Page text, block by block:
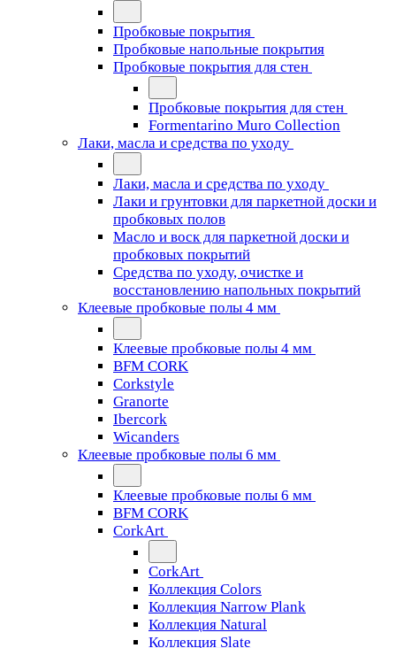
Пробковые покрытия
Пробковые напольные покрытия
Пробковые покрытия для стен
Пробковые покрытия для стен
Formentarino Muro Collection
Лаки, масла и средства по уходу
Лаки, масла и средства по уходу
Лаки и грунтовки для паркетной доски и
пробковых полов
Масло и воск для паркетной доски и
пробковых покрытий
Средства по уходу, очистке и
восстановлению напольных покрытий
Клеевые пробковые полы 4 мм
Клеевые пробковые полы 4 мм
BFM CORK
Corkstyle
Granorte
Ibercork
Wicanders
Клеевые пробковые полы 6 мм
Клеевые пробковые полы 6 мм
BFM CORK
CorkArt
CorkArt
Коллекция Colors
Коллекция Narrow Plank
Коллекция Natural
Коллекция Slate